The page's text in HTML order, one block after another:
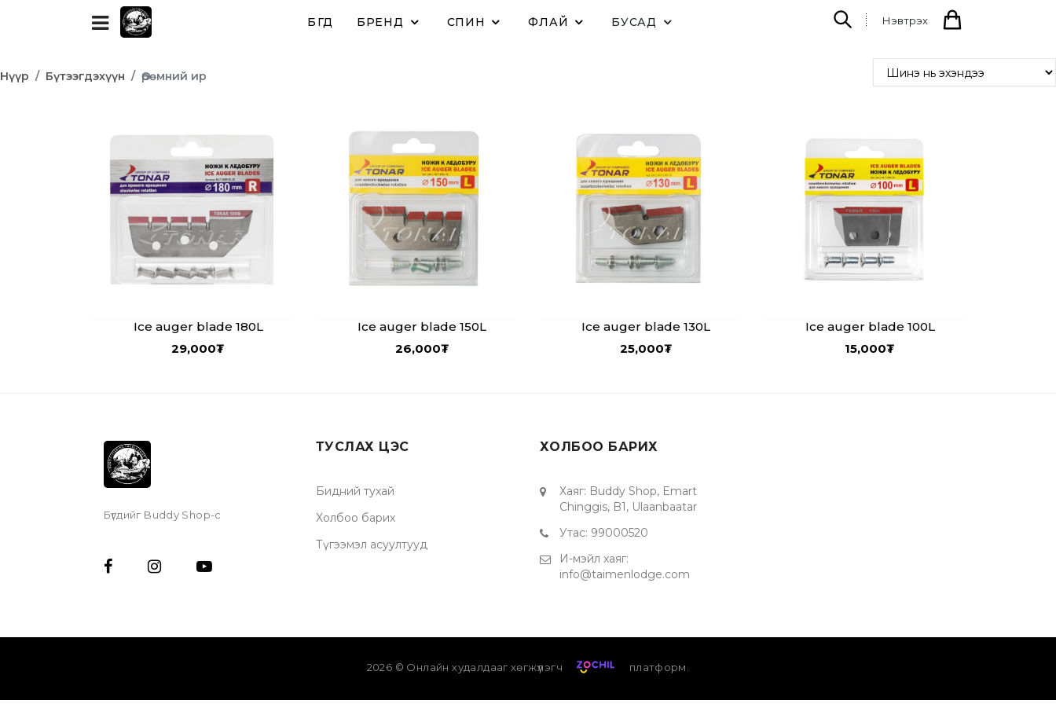
БҮГД БРЕНД СПИН ФЛАЙ БУСАД Нэвтрэх
Нүүр Бүтээгдэхүүн Өрөмний ир
Ice auger blade 180L
29,000₮
Ice auger blade 150L
26,000₮
Ice auger blade 130L
25,000₮
Ice auger blade 100L
15,000₮
Бүгдийг Buddy Shop-с
ТУСЛАХ ЦЭС
Бидний тухай
Холбоо барих
Түгээмэл асуултууд
ХОЛБОО БАРИХ
Хаяг: Buddy Shop, Emart
Chinggis, B1, Ulaanbaatar
Утас: 99000520
И-мэйл хаяг:
info@taimenlodge.com
2026 © Онлайн худалдааг хөгжүүлэгч платформ.